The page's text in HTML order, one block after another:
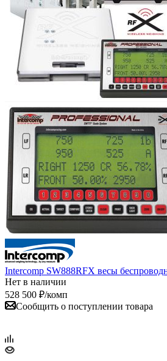
Intercomp SW888RFX весы
Нет в наличии
528 500 ₽/комп
Сообщить о поступлении товара